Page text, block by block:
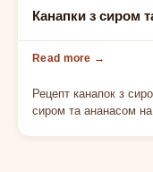
БУТЕРБРОДИ
Канапки з сиром
Рецепт канапок з
сиром та ананасом